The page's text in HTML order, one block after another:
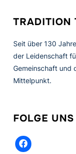
TRADITION
Seit über 130
der Leidenschaft
Gemeinschaft und
Mittelpunkt.
FOLGE UNS
facebook